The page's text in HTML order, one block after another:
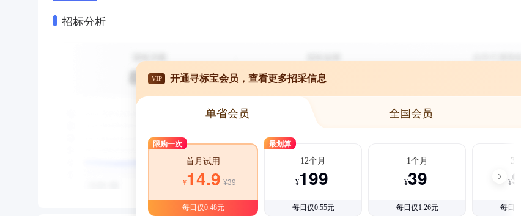
招标分析
VIP 开通寻标宝会员，查看更多招采信息
单省会员 全国会员
限购一次
首月试用
¥14.9 ¥39
每日仅0.48元
最划算
12个月
¥199
每日仅0.55元
1个月
¥39
每日仅1.26元
3
¥99
每日仅